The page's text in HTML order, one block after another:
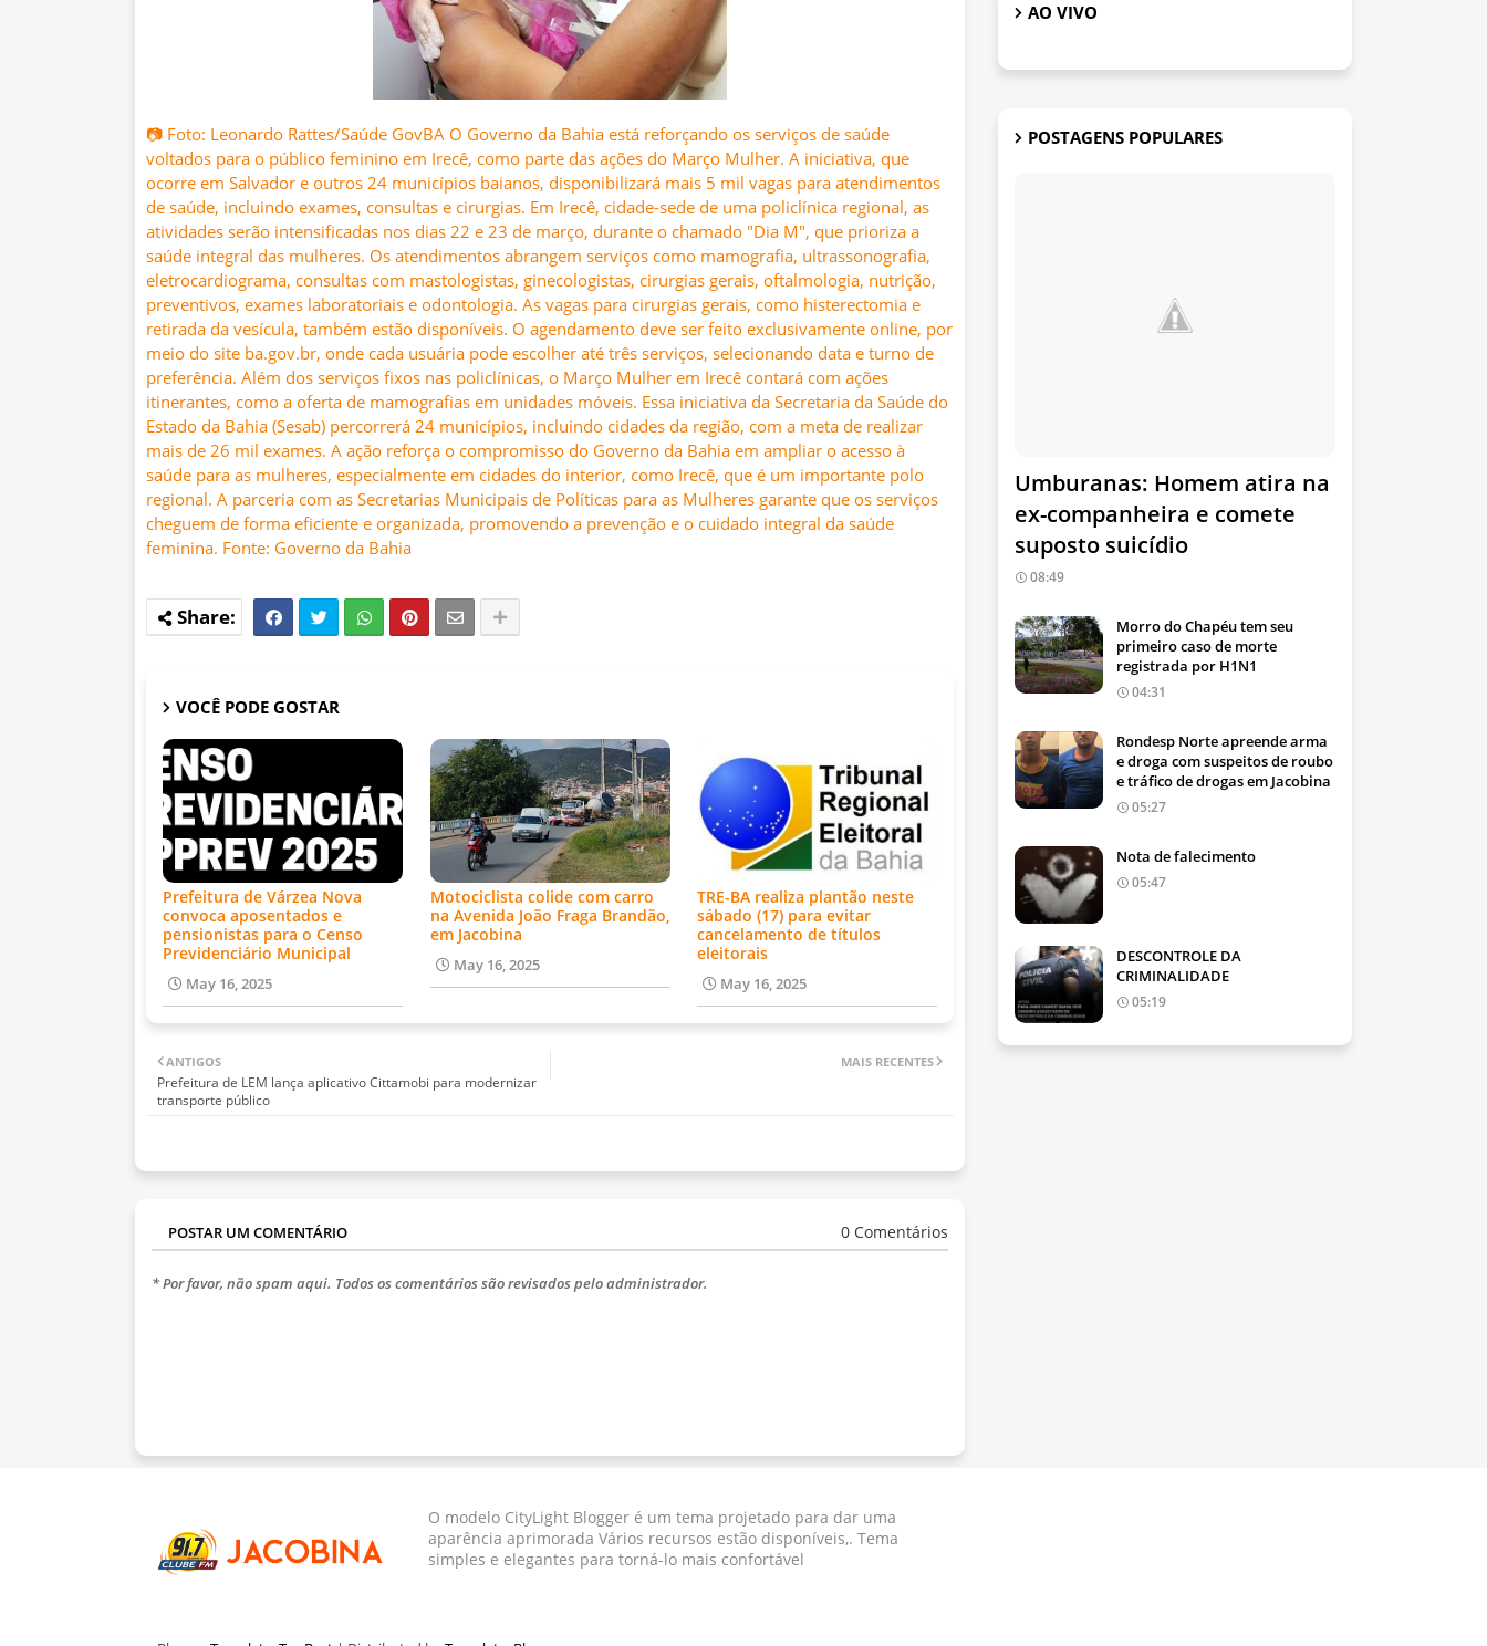
📷 Foto: Leonardo Rattes/Saúde GovBA O Governo da Bahia está reforçando os serviços de saúde
voltados para o público feminino em Irecê, como parte das ações do Março Mulher. A iniciativa, que
ocorre em Salvador e outros 24 municípios baianos, disponibilizará mais 5 mil vagas para atendimentos
de saúde, incluindo exames, consultas e cirurgias. Em Irecê, cidade-sede de uma policlínica regional, as
atividades serão intensificadas nos dias 22 e 23 de março, durante o chamado "Dia M", que prioriza a
saúde integral das mulheres. Os atendimentos abrangem serviços como mamografia, ultrassonografia,
eletrocardiograma, consultas com mastologistas, ginecologistas, cirurgias gerais, oftalmologia, nutrição,
preventivos, exames laboratoriais e odontologia. As vagas para cirurgias gerais, como histerectomia e
retirada da vesícula, também estão disponíveis. O agendamento deve ser feito exclusivamente online, por
meio do site ba.gov.br, onde cada usuária pode escolher até três serviços, selecionando data e turno de
preferência. Além dos serviços fixos nas policlínicas, o Março Mulher em Irecê contará com ações
itinerantes, como a oferta de mamografias em unidades móveis. Essa iniciativa da Secretaria da Saúde do
Estado da Bahia (Sesab) percorrerá 24 municípios, incluindo cidades da região, com a meta de realizar
mais de 26 mil exames. A ação reforça o compromisso do Governo da Bahia em ampliar o acesso à
saúde para as mulheres, especialmente em cidades do interior, como Irecê, que é um importante polo
regional. A parceria com as Secretarias Municipais de Políticas para as Mulheres garante que os serviços
cheguem de forma eficiente e organizada, promovendo a prevenção e o cuidado integral da saúde
feminina. Fonte: Governo da Bahia
VOCÊ PODE GOSTAR
Prefeitura de Várzea Nova
convoca aposentados e
pensionistas para o Censo
Previdenciário Municipal
May 16, 2025
Motociclista colide com carro
na Avenida João Fraga Brandão,
em Jacobina
May 16, 2025
TRE-BA realiza plantão neste
sábado (17) para evitar
cancelamento de títulos
eleitorais
May 16, 2025
MAIS RECENTES
ANTIGOS
Prefeitura de LEM lança aplicativo Cittamobi para modernizar
transporte público
POSTAR UM COMENTÁRIO 0 Comentários
* Por favor, não spam aqui. Todos os comentários são revisados ​​pelo administrador.
AO VIVO
POSTAGENS POPULARES
Umburanas: Homem atira na
ex-companheira e comete
suposto suicídio
08:49
Morro do Chapéu tem seu
primeiro caso de morte
registrada por H1N1
04:31
Rondesp Norte apreende arma
e droga com suspeitos de roubo
e tráfico de drogas em Jacobina
05:27
Nota de falecimento
05:47
DESCONTROLE DA
CRIMINALIDADE
05:19
O modelo CityLight Blogger ​​é um tema projetado para dar uma
aparência aprimorada Vários recursos estão disponíveis,. Tema
simples e elegantes para torná-lo mais confortável